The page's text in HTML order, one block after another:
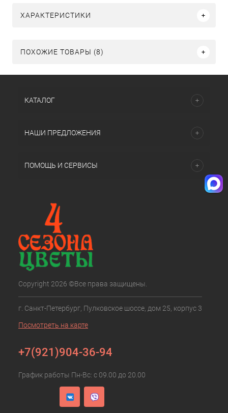
ХАРАКТЕРИСТИКИ
ПОХОЖИЕ ТОВАРЫ (8)
КАТАЛОГ
НАШИ ПРЕДЛОЖЕНИЯ
ПОМОЩЬ И СЕРВИСЫ
Copyright 2026 ©Все права защищены.
г. Санкт-Петербург, Пулковское шоссе, дом 25, корпус 3
Посмотреть на карте
+7(921)904-36-94
График работы Пн-Вс: с 09.00 до 20.00